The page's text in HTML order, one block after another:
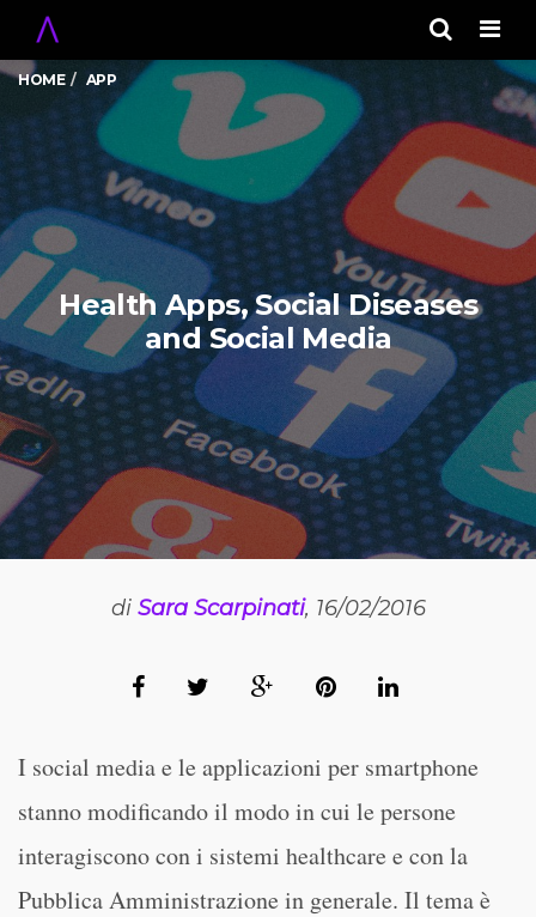
HOME APP
Health Apps, Social Diseases
and Social Media
di Sara Scarpinati, 16/02/2016
I social media e le applicazioni per smartphone
stanno modificando il modo in cui le persone
interagiscono con i sistemi healthcare e con la
Pubblica Amministrazione in generale. Il tema è